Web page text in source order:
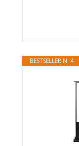
BESTSELLER N. 4